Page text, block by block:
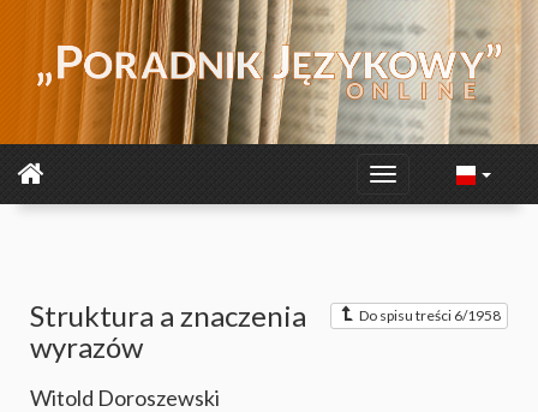
Do spisu treści 6/1958
Struktura a znaczenia
wyrazów
Witold Doroszewski